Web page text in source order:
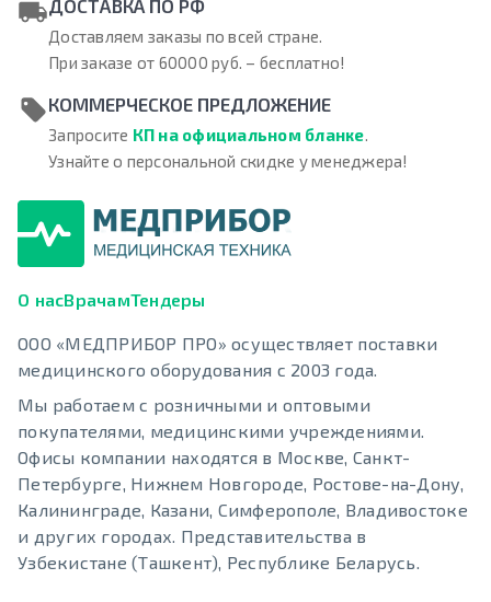
ДОСТАВКА ПО РФ
Доставляем заказы по всей стране.
При заказе от 60000 руб. – бесплатно!
КОММЕРЧЕСКОЕ ПРЕДЛОЖЕНИЕ
Запросите КП на официальном бланке.
Узнайте о персональной скидке у менеджера!
О насВрачамТендеры
ООО «МЕДПРИБОР ПРО» осуществляет поставки
медицинского оборудования с 2003 года.
Мы работаем с розничными и оптовыми
покупателями, медицинскими учреждениями.
Офисы компании находятся в Москве, Санкт-
Петербурге, Нижнем Новгороде, Ростове-на-Дону,
Калининграде, Казани, Симферополе, Владивостоке
и других городах. Представительства в
Узбекистане (Ташкент), Республике Беларусь.